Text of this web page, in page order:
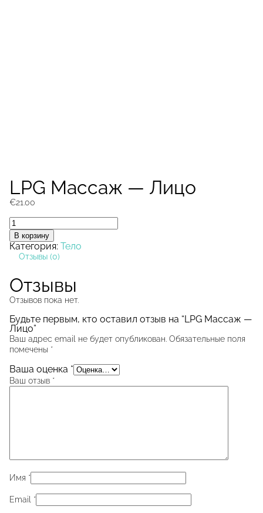
LPG Массаж — Лицо
€21.00
Количество
товара
LPG
Массаж
В корзину
Категория: Тело
Отзывы (0)
Отзывы
Отзывов пока нет.
Будьте первым, кто оставил отзыв на “LPG Массаж —
Лицо”
Ваш адрес email не будет опубликован. Обязательные поля
помечены *
Ваша оценка *
Ваш отзыв *
Имя *
Email *